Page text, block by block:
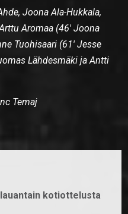
Joona Ala-Hukkala,
Aromaa (46′ Joona
Tuohisaari (61′ Jesse
Lähdesmäki ja Antti
Temaj
kotiottelusta